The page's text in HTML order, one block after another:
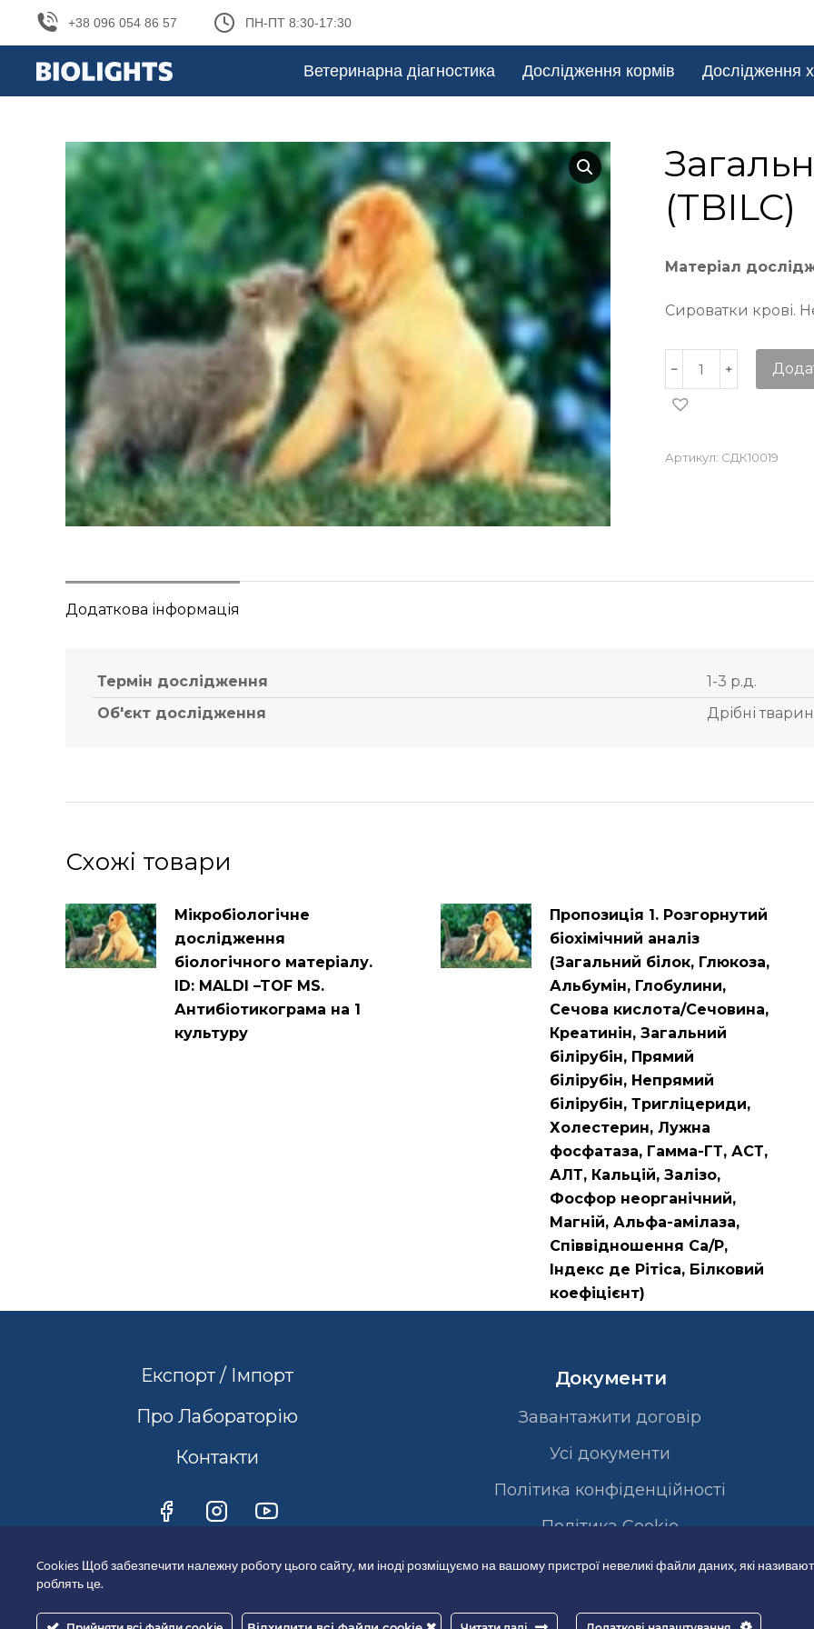
+38 096 054 86 57 ПН-ПТ 8:30-17:30
Ветеринарна діагностика Дослідження кормів Дослідження
(TBILC)
Матеріал
Сироватки крові.
Артикул: СДК10019
Додаткова інформація
Термін дослідження
1-3 р.д.
Об'єкт дослідження
Дрібні
Схожі товари
Мікробіологічне
дослідження
біологічного матеріалу.
ID: MALDI –TOF MS.
Антибіотикограма на 1
культуру
Пропозиція 1. Розгорнутий
біохімічний аналіз
(Загальний білок, Глюкоза,
Альбумін, Глобулини,
Сечова кислота/Сечовина,
Креатинін, Загальний
білірубін, Прямий
білірубін, Непрямий
білірубін, Тригліцериди,
Холестерин, Лужна
фосфатаза, Гамма-ГТ, АСТ,
АЛТ, Кальцій, Залізо,
Фосфор неорганічний,
Магній, Альфа-амілаза,
Співвідношення Са/Р,
Індекс де Рітіса, Білковий
коефіцієнт)
Експорт / Імпорт
Про Лабораторію
Контакти
Документи
Завантажити договір
Усі документи
Політика конфіденційності
Полiтика Cookie
Cookies Щоб забезпечити належну роботу цього сайту, ми іноді розміщуємо на вашому пристрої невеликі файли даних, які
роблять це.